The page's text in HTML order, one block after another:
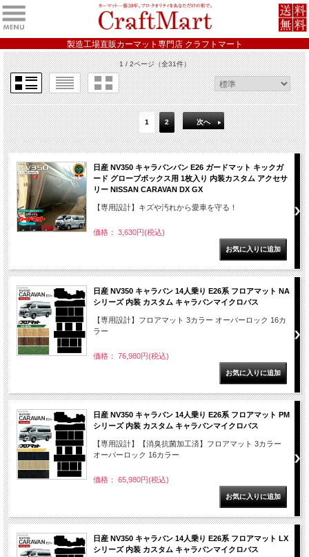
製造工場直販カーマット専門店 クラフトマート
1 / 2ページ（全31件）
1 2 次へ
日産 NV350 キャラバンバン E26 ガードマット キックガ
ード グローブボックス用 1枚入り 内装カスタム アクセサ
リー NISSAN CARAVAN DX GX
【専用設計】キズや汚れから愛車を守る！
価格： 3,630円(税込)
日産 NV350 キャラバン 14人乗り E26系 フロアマット NA
シリーズ 内装 カスタム キャラバンマイクロバス
【専用設計】フロアマット 3カラー オーバーロック 16カ
ラー
価格： 76,980円(税込)
日産 NV350 キャラバン 14人乗り E26系 フロアマット PM
シリーズ 内装 カスタム キャラバンマイクロバス
【専用設計】【消臭抗菌加工済】フロアマット 3カラー
オーバーロック 16カラー
価格： 65,980円(税込)
日産 NV350 キャラバン 14人乗り E26系 フロアマット LX
シリーズ 内装 カスタム キャラバンマイクロバス